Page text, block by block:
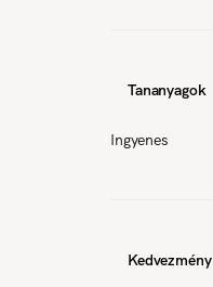
Tananyagok
Ingyenes
Kedvezmény